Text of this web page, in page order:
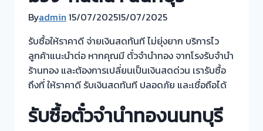
Byadmin 15/07/202515/07/2025
รับซื้อให้ราคาดี จ่ายเงินสดทันที ไม่ยุ่งยาก บริการไว
ลูกค้าแนะนำต่อ หากคุณมี ตั๋วจำนำทอง จากโรงรับจำนำ
ร้านทอง และต้องการเปลี่ยนเป็นเงินสดด่วน เรารับซื้อ
ถึงที่ ให้ราคาดี รับเงินสดทันที ปลอดภัย และเชื่อถือได้
รับซื้อตั๋วจำนำทองนนทบุรี